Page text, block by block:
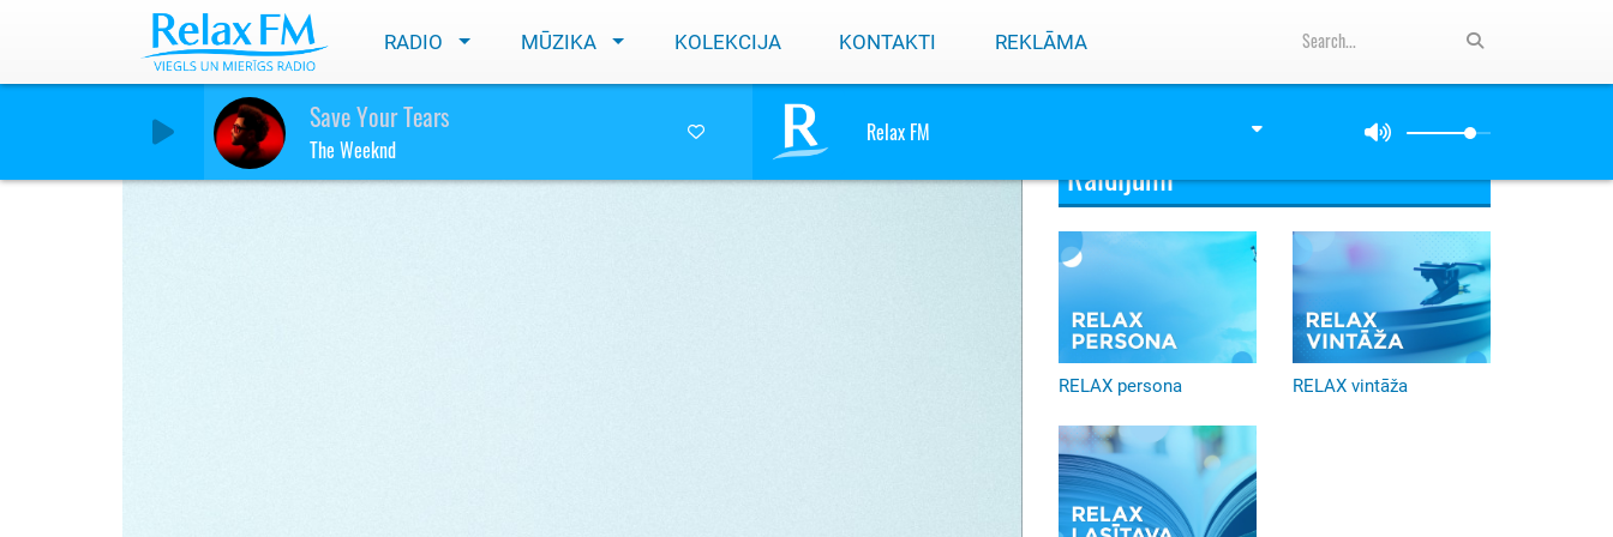
RADIO MŪZIKA KOLEKCIJA KONTAKTI REKLĀMA
Save Your Tears
The Weeknd
Relax FM
Kā samazināt ikdienas digitālo troksni
Raidījumi
RELAX persona RELAX vintāža